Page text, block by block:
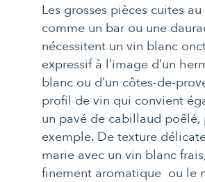
Les grosses pièces cuites
comme un bar ou une
nécessitent un vin blanc
expressif à l’image d’un
blanc ou d’un côtes-de-
profil de vin qui convient
un pavé de cabillaud poêlé,
exemple. De texture
marie avec un vin blanc
finement aromatique ou le